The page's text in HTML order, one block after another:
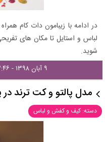
در ادامه با زیبامون دات کام
لباس و استایل تا مکان های
شوید.
۹ آبان ۱۳۹۸ - ۱۳:۴۶
مدل پالتو و کت ترند در پاییز
دسته: کیف و کفش و لباس